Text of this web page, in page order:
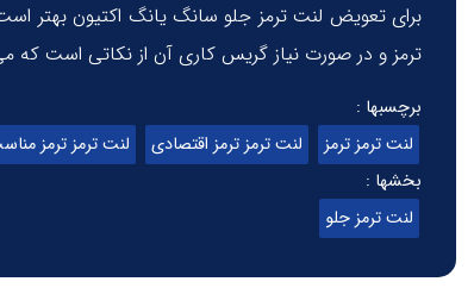
برای تعویض لنت ترمز جلو سانگ یانگ اکتیون بهتر
ترمز و در صورت نیاز گریس کاری آن از نکاتی است که
برچسبها :
لنت ترمز ترمز
لنت ترمز ترمز اقتصادی لنت ترمز ترمز
بخشها :
لنت ترمز جلو